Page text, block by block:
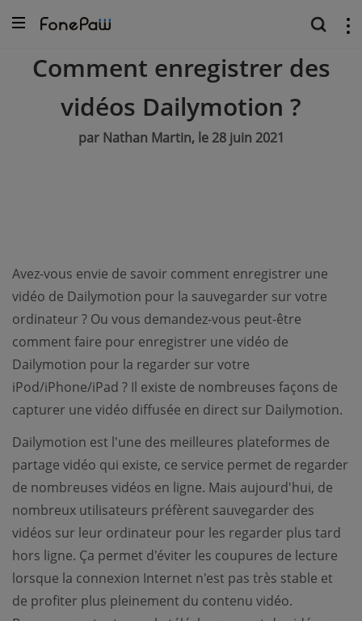
Comment enregistrer des
vidéos Dailymotion ?
par Nathan Martin, le 28 juin 2021
Avez-vous envie de savoir comment enregistrer une
vidéo de Dailymotion pour la sauvegarder sur votre
ordinateur ? Ou vous demandez-vous peut-être
comment faire pour enregistrer une vidéo de
Dailymotion pour la regarder sur votre
iPod/iPhone/iPad ? Il existe de nombreuses façons de
capturer une vidéo diffusée en direct sur Dailymotion.
Dailymotion est l'une des meilleures plateformes de
partage vidéo qui existe, ce service permet de regarder
de nombreuses vidéos en ligne. Mais aujourd'hui, de
nombreux utilisateurs préfèrent sauvegarder des
vidéos sur leur ordinateur pour les regarder plus tard
hors ligne. Ça permet d'éviter les coupures de lecture
lorsque la connexion Internet n'est pas très stable et
de profiter plus pleinement du contenu vidéo.